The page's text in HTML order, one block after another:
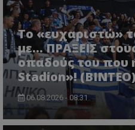
Το «ευχαριστώ»
με... ΠΡΑΞΕΙΣ
οπαδούς του που
Stadion»! (ΒΙΝΤΕΟ)
06.08.2026 - 08:31